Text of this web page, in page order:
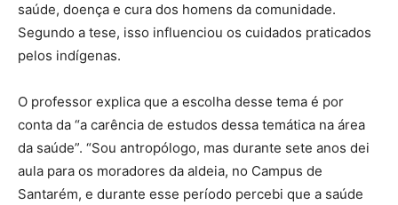
saúde, doença e cura dos homens da comunidade.
Segundo a tese, isso influenciou os cuidados praticados
pelos indígenas.
O professor explica que a escolha desse tema é por
conta da “a carência de estudos dessa temática na área
da saúde”. “Sou antropólogo, mas durante sete anos dei
aula para os moradores da aldeia, no Campus de
Santarém, e durante esse período percebi que a saúde